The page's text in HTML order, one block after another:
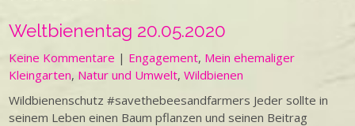
Weltbienentag 20.05.2020
Keine Kommentare | Engagement, Mein ehemaliger
Kleingarten, Natur und Umwelt,Wildbienen
Wildbienenschutz #savethebeesandfarmers Jeder sollte in
seinem Leben einen Baum pflanzen und seinen Beitrag